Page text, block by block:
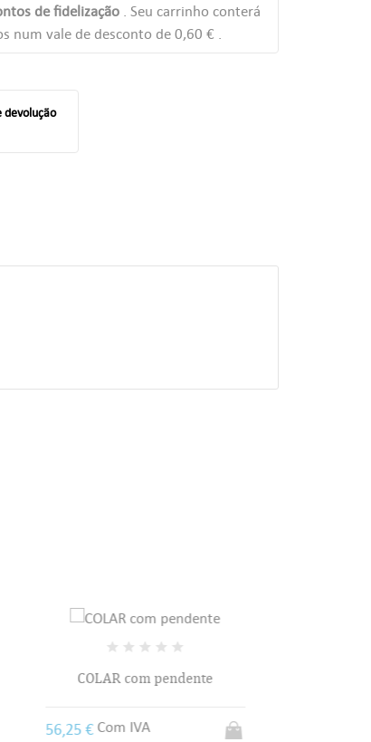
de fidelização . Seu carrinho conterá
num vale de desconto de0,60 €
devolução